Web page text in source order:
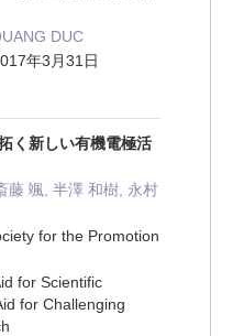
DUC
年3月31日
く新しい有機電極活
藤 颯, 半澤 和樹, 永村
for the Promotion
for Scientific
for Challenging